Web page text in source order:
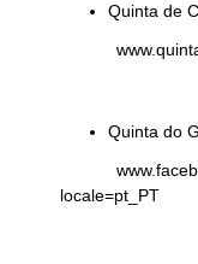
Quinta de
Quinta do
locale=pt_PT